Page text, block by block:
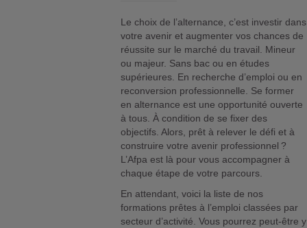
Le choix de l’alternance, c’est investir dans
votre avenir et augmenter vos chances de
réussite sur le marché du travail. Mineur
ou majeur. Sans bac ou en études
supérieures. En recherche d’emploi ou en
reconversion professionnelle. Se former
en alternance est une opportunité ouverte
à tous. À condition de se fixer des
objectifs. Alors, prêt à relever le défi et à
construire votre avenir professionnel ?
L’Afpa est là pour vous accompagner à
chaque étape de votre parcours.
En attendant, voici la liste de nos
formations prêtes à l’emploi classées par
secteur d’activité. Vous pourrez peut-être y